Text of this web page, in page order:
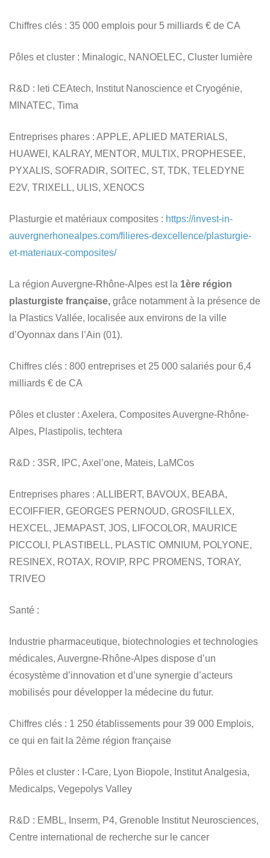
Chiffres clés : 35 000 emplois pour 5 milliards € de CA
Pôles et cluster : Minalogic, NANOELEC, Cluster lumière
R&D : leti CEAtech, Institut Nanoscience et Cryogénie,
MINATEC, Tima
Entreprises phares : APPLE, APLIED MATERIALS,
HUAWEI, KALRAY, MENTOR, MULTIX, PROPHESEE,
PYXALIS, SOFRADIR, SOITEC, ST, TDK, TELEDYNE
E2V, TRIXELL, ULIS, XENOCS
Plasturgie et matériaux composites : https://invest-in-
auvergnerhonealpes.com/filieres-dexcellence/plasturgie-
et-materiaux-composites/
La région Auvergne-Rhône-Alpes est la 1ère région
plasturgiste française, grâce notamment à la présence de
la Plastics Vallée, localisée aux environs de la ville
d’Oyonnax dans l’Ain (01).
Chiffres clés : 800 entreprises et 25 000 salariés pour 6,4
milliards € de CA
Pôles et cluster : Axelera, Composites Auvergne-Rhône-
Alpes, Plastipolis, techtera
R&D : 3SR, IPC, Axel’one, Mateis, LaMCos
Entreprises phares : ALLIBERT, BAVOUX, BEABA,
ECOIFFIER, GEORGES PERNOUD, GROSFILLEX,
HEXCEL, JEMAPAST, JOS, LIFOCOLOR, MAURICE
PICCOLI, PLASTIBELL, PLASTIC OMNIUM, POLYONE,
RESINEX, ROTAX, ROVIP, RPC PROMENS, TORAY,
TRIVEO
Santé :
Industrie pharmaceutique, biotechnologies et technologies
médicales, Auvergne-Rhône-Alpes dispose d’un
écosystème d’innovation et d’une synergie d’acteurs
mobilisés pour développer la médecine du futur.
Chiffres clés : 1 250 établissements pour 39 000 Emplois,
ce qui en fait la 2ème région française
Pôles et cluster : I-Care, Lyon Biopole, Institut Analgesia,
Medicalps, Vegepolys Valley
R&D : EMBL, Inserm, P4, Grenoble Institut Neurosciences,
Centre international de recherche sur le cancer